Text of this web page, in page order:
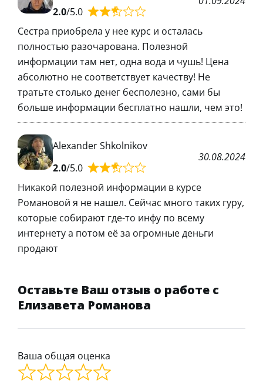
2.0/5.0
Сестра приобрела у нее курс и осталась
полностью разочарована. Полезной
информации там нет, одна вода и чушь! Цена
абсолютно не соответствует качеству! Не
тратьте столько денег бесполезно, сами бы
больше информации бесплатно нашли, чем это!
Alexander Shkolnikov
2.0/5.0
30.08.2024
Никакой полезной информации в курсе
Романовой я не нашел. Сейчас много таких гуру,
которые собирают где-то инфу по всему
интернету а потом её за огромные деньги
продают
Оставьте Ваш отзыв о работе с
Елизавета Романова
Ваша общая оценка